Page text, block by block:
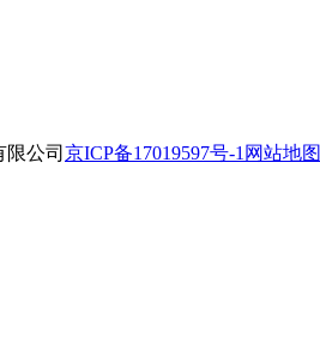
公司 京ICP备17019597号-1 网站地图